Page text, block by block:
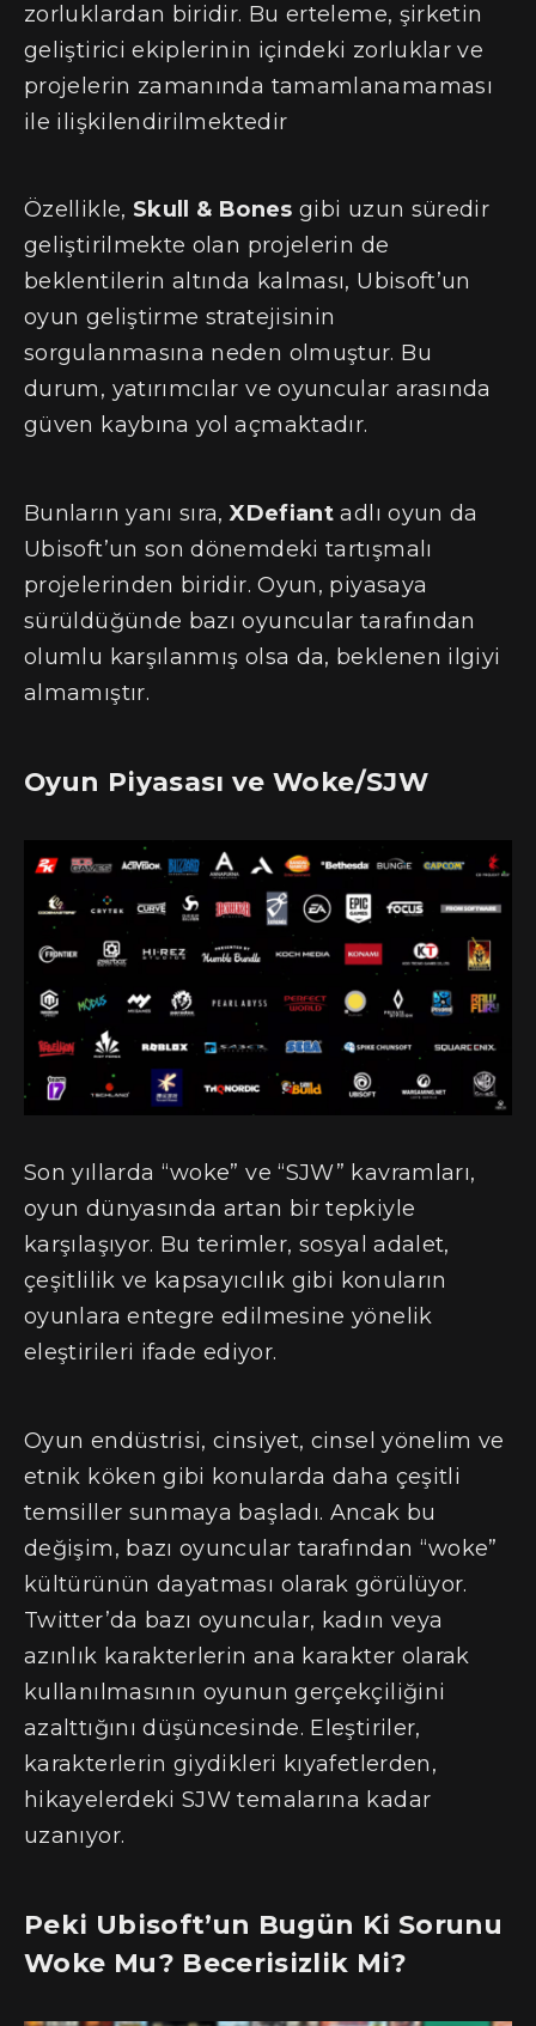
zorluklardan biridir. Bu erteleme, şirketin
geliştirici ekiplerinin içindeki zorluklar ve
projelerin zamanında tamamlanamaması
ile ilişkilendirilmektedir​
Özellikle, Skull & Bones gibi uzun süredir
geliştirilmekte olan projelerin de
beklentilerin altında kalması, Ubisoft’un
oyun geliştirme stratejisinin
sorgulanmasına neden olmuştur. Bu
durum, yatırımcılar ve oyuncular arasında
güven kaybına yol açmaktadır​.
Bunların yanı sıra,XDefiantadlı oyun da
Ubisoft’un son dönemdeki tartışmalı
projelerinden biridir. Oyun, piyasaya
sürüldüğünde bazı oyuncular tarafından
olumlu karşılanmış olsa da, beklenen ilgiyi
almamıştır.
Oyun Piyasası ve Woke/SJW
Son yıllarda “woke” ve “SJW” kavramları,
oyun dünyasında artan bir tepkiyle
karşılaşıyor. Bu terimler, sosyal adalet,
çeşitlilik ve kapsayıcılık gibi konuların
oyunlara entegre edilmesine yönelik
eleştirileri ifade ediyor.
Oyun endüstrisi, cinsiyet, cinsel yönelim ve
etnik köken gibi konularda daha çeşitli
temsiller sunmaya başladı. Ancak bu
değişim, bazı oyuncular tarafından “woke”
kültürünün dayatması olarak görülüyor.
Twitter’da bazı oyuncular, kadın veya
azınlık karakterlerin ana karakter olarak
kullanılmasının oyunun gerçekçiliğini
azalttığını düşüncesinde. Eleştiriler,
karakterlerin giydikleri kıyafetlerden,
hikayelerdeki SJW temalarına kadar
uzanıyor.
Peki Ubisoft’un Bugün Ki Sorunu
Woke Mu? Becerisizlik Mi?